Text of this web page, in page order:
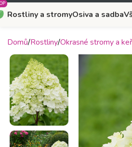
Rostliny a stromyOsiva a sadba
Domů Rostliny Okrasné stromy a